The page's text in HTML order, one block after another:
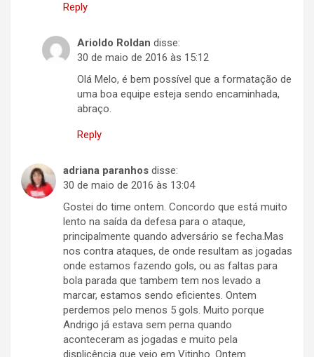
Reply
Arioldo Roldan disse:
30 de maio de 2016 às 15:12
Olá Melo, é bem possível que a formatação de
uma boa equipe esteja sendo encaminhada,
abraço.
Reply
adriana paranhos disse:
30 de maio de 2016 às 13:04
Gostei do time ontem. Concordo que está muito
lento na saída da defesa para o ataque,
principalmente quando adversário se fecha.Mas
nos contra ataques, de onde resultam as jogadas
onde estamos fazendo gols, ou as faltas para
bola parada que tambem tem nos levado a
marcar, estamos sendo eficientes. Ontem
perdemos pelo menos 5 gols. Muito porque
Andrigo já estava sem perna quando
aconteceram as jogadas e muito pela
displicência que vejo em Vitinho. Ontem